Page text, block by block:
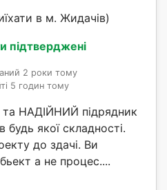
в м. Жидачів)
підтверджені
2 роки тому
5 годин тому
НАДІЙНИЙ підрядник
будь якої складності.
до здачі. Ви
а не процес....